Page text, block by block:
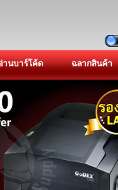
านบาร์โค้ด ฉลากสินค้า